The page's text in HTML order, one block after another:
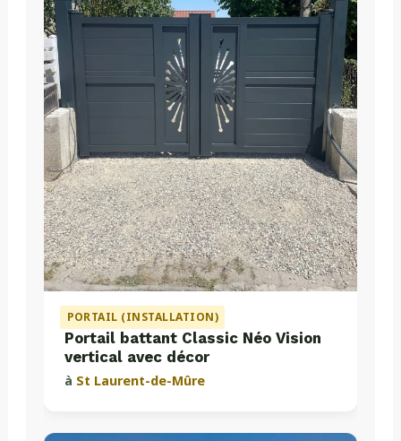
PORTAIL (INSTALLATION)
Portail battant Classic Néo Vision
vertical avec décor
à St Laurent-de-Mûre